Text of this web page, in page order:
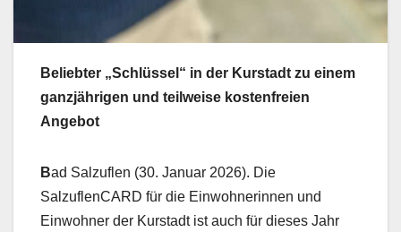
Beliebter „Schlüssel“ in der Kurstadt zu einem
ganzjährigen und teilweise kostenfreien
Angebot
Bad Salzuflen (30. Januar 2026). Die
SalzuflenCARD für die Einwohnerinnen und
Einwohner der Kurstadt ist auch für dieses Jahr